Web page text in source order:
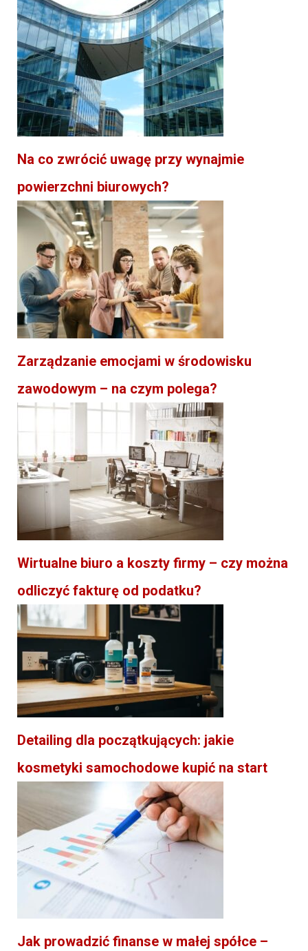
Na co zwrócić uwagę przy wynajmie
powierzchni biurowych?
Zarządzanie emocjami w środowisku
zawodowym – na czym polega?
Wirtualne biuro a koszty firmy – czy można
odliczyć fakturę od podatku?
Detailing dla początkujących: jakie
kosmetyki samochodowe kupić na start
Jak prowadzić finanse w małej spółce –